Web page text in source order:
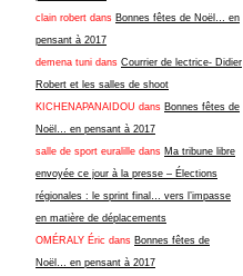
clain robert dans Bonnes fêtes de Noël… en
pensant à 2017
demena tuni dans Courrier de lectrice- Didier
Robert et les salles de shoot
KICHENAPANAIDOU dans Bonnes fêtes de
Noël… en pensant à 2017
salle de sport euralille dans Ma tribune libre
envoyée ce jour à la presse – Élections
régionales : le sprint final… vers l’impasse
en matière de déplacements
OMÉRALY Éric dans Bonnes fêtes de
Noël… en pensant à 2017